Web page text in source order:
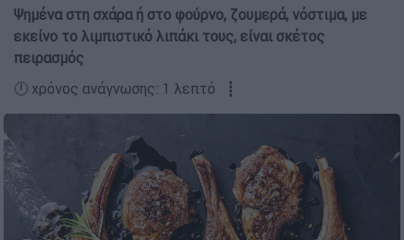
Ψημένα στη σχάρα ή στο φούρνο, ζουμερά, νόστιμα, με
εκείνο το λιμπιστικό λιπάκι τους, είναι σκέτος
πειρασμός
🕛 χρόνος ανάγνωσης: 1 λεπτό ┋